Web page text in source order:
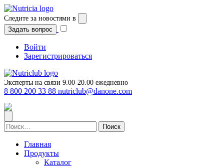
Перейти
к
содержимому
Следите за новостями в
Задать вопрос
Войти
Зарегистрироваться
Эксперты на связи 9.00-20.00 ежедневно
8 800 200 33 88 nutriclub@danone.com
Найти:
Главная
Продукты
Каталог